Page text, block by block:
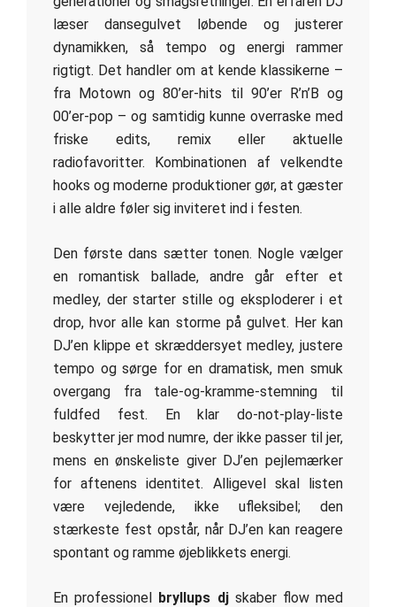
læser dansegulvet løbende og justerer
dynamikken, så tempo og energi rammer
rigtigt. Det handler om at kende klassikerne –
fra Motown og 80’er-hits til 90’er R’n’B og
00’er-pop – og samtidig kunne overraske med
friske edits, remix eller aktuelle
radiofavoritter. Kombinationen af velkendte
hooks og moderne produktioner gør, at gæster
i alle aldre føler sig inviteret ind i festen.
Den første dans sætter tonen. Nogle vælger
en romantisk ballade, andre går efter et
medley, der starter stille og eksploderer i et
drop, hvor alle kan storme på gulvet. Her kan
DJ’en klippe et skræddersyet medley, justere
tempo og sørge for en dramatisk, men smuk
overgang fra tale-og-kramme-stemning til
fuldfed fest. En klar do-not-play-liste
beskytter jer mod numre, der ikke passer til jer,
mens en ønskeliste giver DJ’en pejlemærker
for aftenens identitet. Alligevel skal listen
være vejledende, ikke ufleksibel; den
stærkeste fest opstår, når DJ’en kan reagere
spontant og ramme øjeblikkets energi.
En professionel bryllups djskaber flow med